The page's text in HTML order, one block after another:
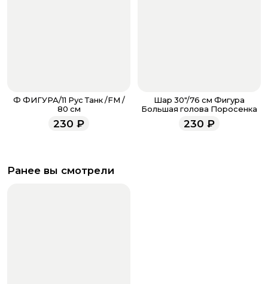
Ф ФИГУРА/11 Рус Танк /FM /
80 см
230 ₽
Шар 30"/76 см Фигура
Большая голова Поросенка
230 ₽
Ранее вы смотрели